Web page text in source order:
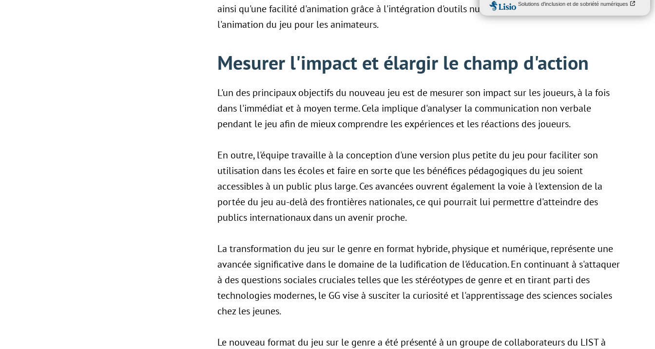
ainsi qu'une facilité d'animation grâce à l'intégration d'outils numériques, visant à simplifier
l'animation du jeu pour les animateurs.
Mesurer l'impact et élargir le champ d'action
L'un des principaux objectifs du nouveau jeu est de mesurer son impact sur les joueurs, à la fois
dans l'immédiat et à moyen terme. Cela implique d'analyser la communication non verbale
pendant le jeu afin de mieux comprendre les expériences et les réactions des joueurs.
En outre, l'équipe travaille à la conception d'une version plus petite du jeu pour faciliter son
utilisation dans les écoles et faire en sorte que les bénéfices pédagogiques du jeu soient
accessibles à un public plus large. Ces avancées ouvrent également la voie à l'extension de la
portée du jeu au-delà des frontières nationales, ce qui pourrait lui permettre d'atteindre des
publics internationaux dans un avenir proche.
La transformation du jeu sur le genre en format hybride, physique et numérique, représente une
avancée significative dans le domaine de la ludification de l'éducation. En continuant à s'attaquer
à des questions sociales cruciales telles que les stéréotypes de genre et en tirant parti des
technologies modernes, le GG vise à susciter la curiosité et l'apprentissage des sciences sociales
chez les jeunes.
Le nouveau format du jeu sur le genre a été présenté à un groupe de collaborateurs du LIST à